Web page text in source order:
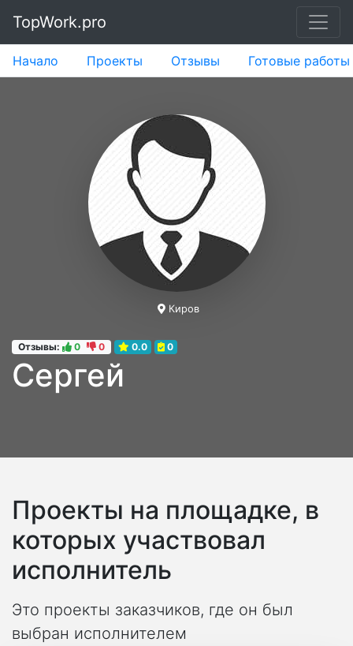
TopWork.pro
Начало Проекты Отзывы Готовые работы
Отзывы: 0 0 0.0 0
Сергей
Киров
Проекты на площадке, в
которых участвовал
исполнитель
Это проекты заказчиков, где он был
выбран исполнителем